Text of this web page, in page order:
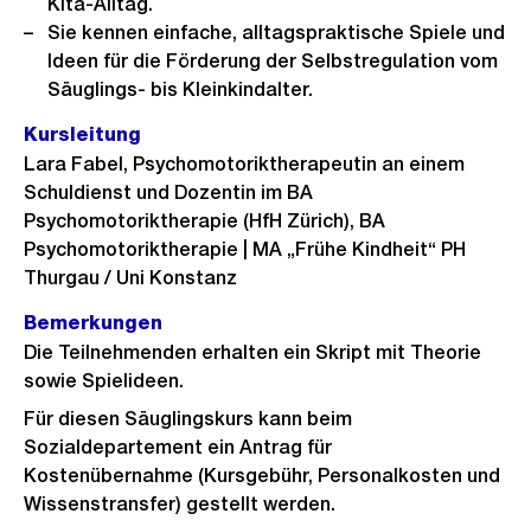
Sie kennen einfache, alltagspraktische Spiele und
Ideen für die Förderung der Selbstregulation vom
Säuglings- bis Kleinkindalter.
Kursleitung
Lara Fabel, Psychomotoriktherapeutin an einem
Schuldienst und Dozentin im BA
Psychomotoriktherapie (HfH Zürich), BA
Psychomotoriktherapie | MA „Frühe Kindheit“ PH
Thurgau / Uni Konstanz
Bemerkungen
Die Teilnehmenden erhalten ein Skript mit Theorie
sowie Spielideen.
Für diesen Säuglingskurs kann beim
Sozialdepartement ein Antrag für
Kostenübernahme (Kursgebühr, Personalkosten und
Wissenstransfer) gestellt werden.